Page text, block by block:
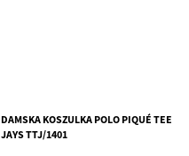
DAMSKA KOSZULKA POLO PIQUÉ TEE
JAYS TTJ/1401